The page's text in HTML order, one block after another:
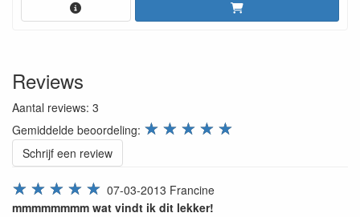
Reviews
Aantal reviews: 3
Gemiddelde beoordeling: review.stars ☆
☆
☆
☆
☆
Schrijf een review
☆
☆
☆
☆
☆ 07-03-2013 Francine
mmmmmmmm wat vindt ik dit lekker!